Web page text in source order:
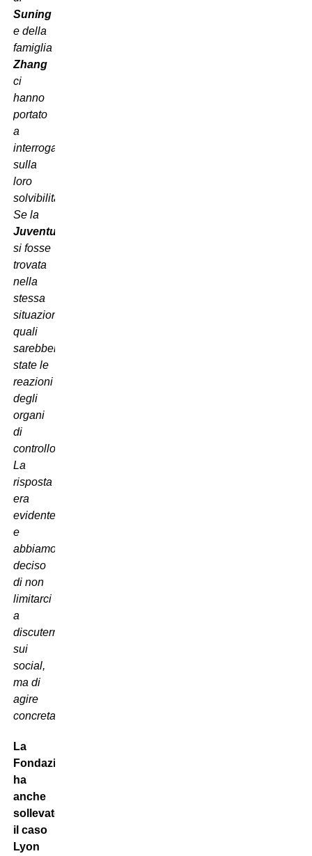
Suning
e della
famiglia
Zhang
ci
hanno
portato
a
interrogarci
sulla
loro
solvibilità.
Se la
Juventus
si fosse
trovata
nella
stessa
situazione,
quali
sarebbero
state le
reazioni
degli
organi
di
controllo?
La
risposta
era
evidente
e
abbiamo
deciso
di non
limitarci
a
discuterne
sui
social,
ma di
agire
concretamente”.
La
Fondazione
ha
anche
sollevato
il caso
Lyon